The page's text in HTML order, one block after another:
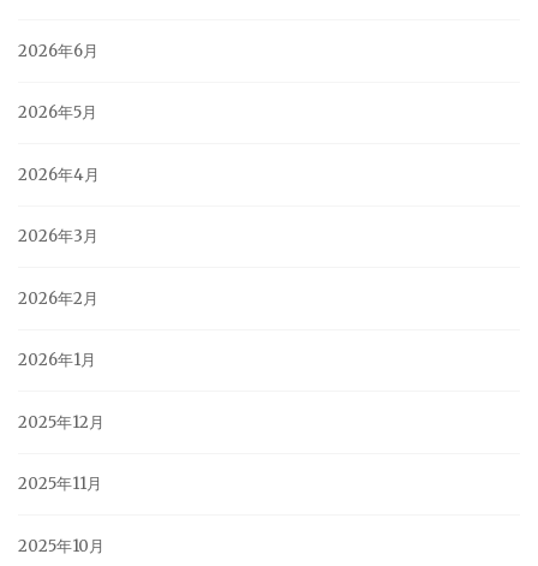
2026年6月
2026年5月
2026年4月
2026年3月
2026年2月
2026年1月
2025年12月
2025年11月
2025年10月